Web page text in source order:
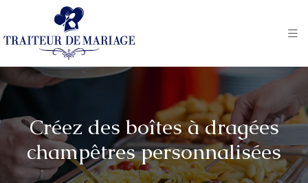
Créez des boîtes à dragées
champêtres personnalisées